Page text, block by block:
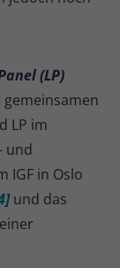
(LP)
gemeinsamen
LP im
und
IGF in Oslo
und das